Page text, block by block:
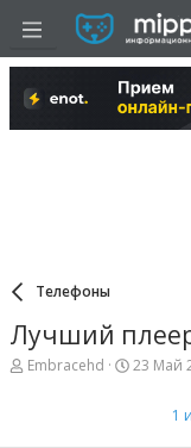
Телефоны
Лучший
А
Embracehd
Д
23 Май
1